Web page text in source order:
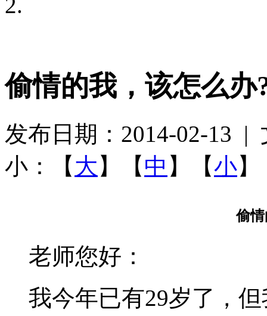
偷情的我，该怎么办
发布日期：2014-02-13
小：【 大 】【 中 】【小】
偷
老师您好：
我今年已有29岁了，